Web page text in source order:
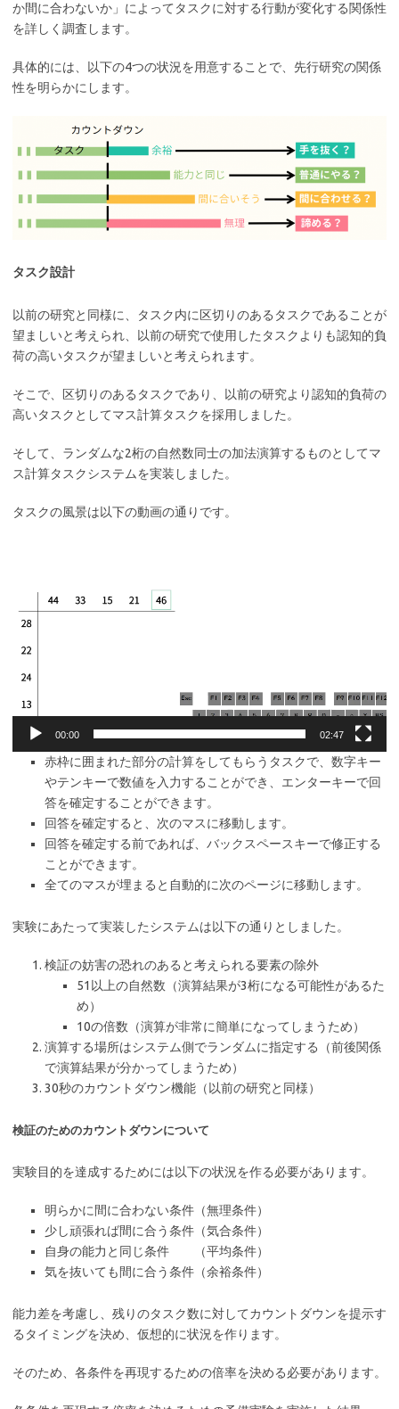
か間に合わないか」によってタスクに対する行動が変化する関係性
を詳しく調査します。
具体的には、以下の4つの状況を用意することで、先行研究の関係
性を明らかにします。
タスク設計
以前の研究と同様に、タスク内に区切りのあるタスクであることが
望ましいと考えられ、以前の研究で使用したタスクよりも認知的負
荷の高いタスクが望ましいと考えられます。
そこで、区切りのあるタスクであり、以前の研究より認知的負荷の
高いタスクとしてマス計算タスクを採用しました。
そして、ランダムな2桁の自然数同士の加法演算するものとしてマ
ス計算タスクシステムを実装しました。
タスクの風景は以下の動画の通りです。
レ
ー
ヤ
ー
00:00 02:47
赤枠に囲まれた部分の計算をしてもらうタスクで、数字キー
やテンキーで数値を入力することができ、エンターキーで回
答を確定することができます。
回答を確定すると、次のマスに移動します。
回答を確定する前であれば、バックスペースキーで修正する
ことができます。
全てのマスが埋まると自動的に次のページに移動します。
実験にあたって実装したシステムは以下の通りとしました。
検証の妨害の恐れのあると考えられる要素の除外
51以上の自然数（演算結果が3桁になる可能性があるた
め）
10の倍数（演算が非常に簡単になってしまうため）
演算する場所はシステム側でランダムに指定する（前後関係
で演算結果が分かってしまうため）
30秒のカウントダウン機能（以前の研究と同様）
検証のためのカウントダウンについて
実験目的を達成するためには以下の状況を作る必要があります。
明らかに間に合わない条件（無理条件）
少し頑張れば間に合う条件（気合条件）
自身の能力と同じ条件 （平均条件）
気を抜いても間に合う条件（余裕条件）
能力差を考慮し、残りのタスク数に対してカウントダウンを提示す
るタイミングを決め、仮想的に状況を作ります。
そのため、各条件を再現するための倍率を決める必要があります。